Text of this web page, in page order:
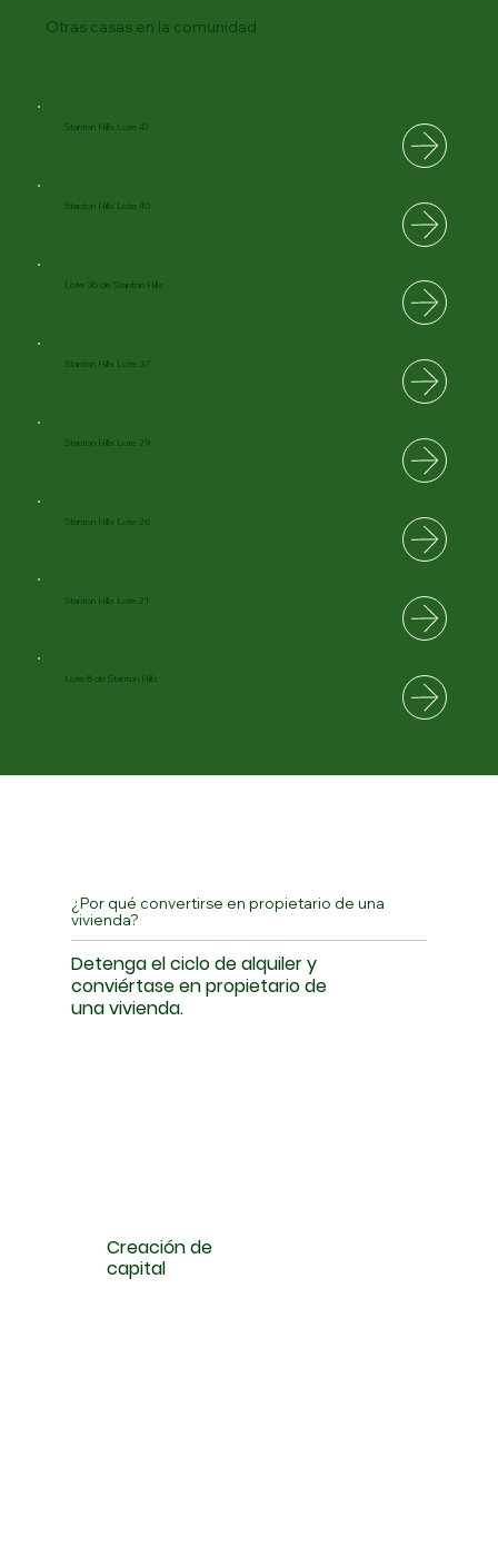
Otras casas en la comunidad
Stanton Hills Lote 42
Stanton Hills Lote 40
Lote 38 de Stanton Hills
Stanton Hills Lote 37
Stanton Hills Lote 29
Stanton Hills Lote 26
Stanton Hills Lote 21
Lote 8 de Stanton Hills
Detenga el ciclo de alquiler y
conviértase en propietario de
una vivienda.
¿Por qué convertirse en propietario de una
vivienda?
Creación de
capital